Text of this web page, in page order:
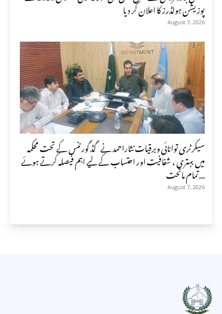
پوزیشن ہولڈرز کا اعلان کر دیا
August 7, 2026
سیکرٹری توانائی وبرقیات نثاراحمد نے گڈ گورننس کے تحت محکمہ
میں بہتری ، شفافیت اور احتساب کے لیے اہم فیصلہ کرتے ہوئے
تمام ماتحت...
August 7, 2026